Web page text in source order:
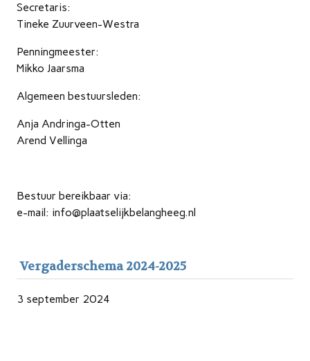
Secretaris:
Tineke Zuurveen-Westra
Penningmeester:
Mikko Jaarsma
Algemeen bestuursleden:
Anja Andringa-Otten
Arend Vellinga
Bestuur bereikbaar via:
e-mail: info@plaatselijkbelangheeg.nl
Vergaderschema 2024-2025
3 september 2024